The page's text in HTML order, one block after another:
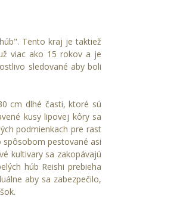
Tento kraj je taktiež
viac ako 15 rokov a je
sledované aby boli
cm dlhé časti, ktoré sú
kusy lipovej kôry sa
podmienkach pre rast
spôsobom pestované asi
kultivary sa zakopávajú
húb Reishi prebieha
aby sa zabezpečilo,